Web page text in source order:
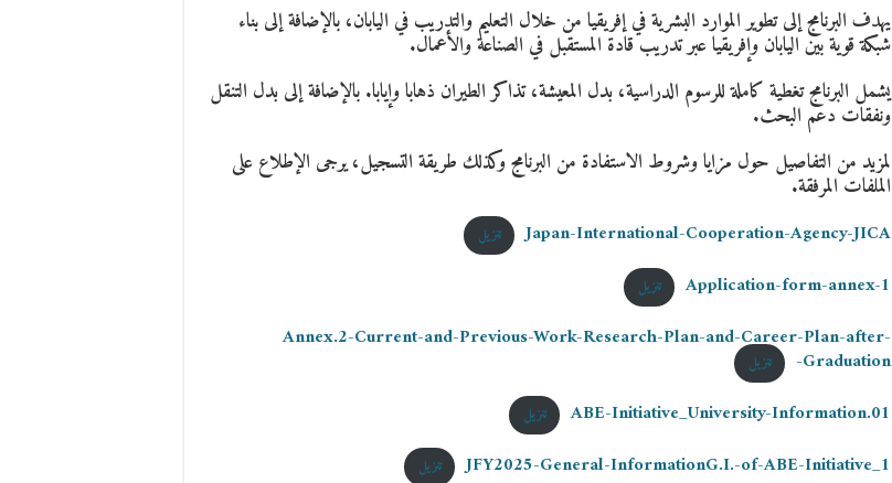
يهدف البرنامج إلى تطوير الموارد البشرية في إفريقيا من خلال التعليم والتدريب في اليابان، بالإضافة إلى بناء
شبكة قوية بين اليابان وإفريقيا عبر تدريب قادة المستقبل في الصناعة والأعمال.
يشمل البرنامج تغطية كاملة للرسوم الدراسية، بدل المعيشة، تذاكر الطيران ذهابا وإيابا. بالإضافة إلى بدل التنقل
ونفقات دعم البحث.
لمزيد من التفاصيل حول مزايا وشروط الاستفادة من البرنامج وكذلك طريقة التسجيل، يرجى الإطلاع على
الملفات المرفقة.
Japan-International-Cooperation-Agency-JICA تنزيل
Application-form-annex-1 تنزيل
Annex.2-Current-and-Previous-Work-Research-Plan-and-Career-Plan-after-
Graduation- تنزيل
01.ABE-Initiative_University-Information تنزيل
JFY2025-General-InformationG.I.-of-ABE-Initiative_1 تنزيل